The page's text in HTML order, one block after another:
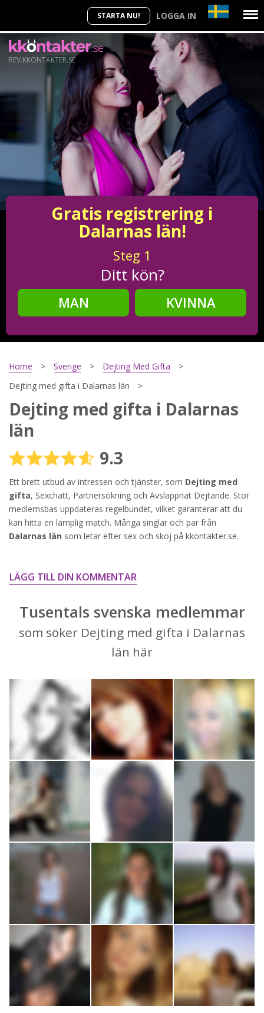
STARTA NU! LOGGA IN
REV.KKONTAKTER.SE
Gratis registrering i
Dalarnas län!
Steg 1
Ditt kön?
MAN
KVINNA
Steg2
Steg3
Genom att registrera godkänner jagVillkorenoch
Sekretesspolicyn. Jag godkänner att ta emot information och
reklam via e-post från hemsidans operatörer. Jag kan dra
tillbaka godkännande när jag vill.
Home Sverige
Dejting Med Gifta
Dejting med gifta i Dalarnas län
Dejting med gifta i Dalarnas
län
9.3
Ett brett utbud av intressen och tjänster, som Dejting med
gifta, Sexchatt, Partnersökning och Avslappnat Dejtande. Stor
medlemsbas uppdateras regelbundet, vilket garanterar att du
kan hitta en lämplig match. Många singlar och par från
Dalarnas län som letar efter sex och skoj på kkontakter.se.
LÄGG TILL DIN KOMMENTAR
Tusentals svenska medlemmar
som söker Dejting med gifta i Dalarnas
län här